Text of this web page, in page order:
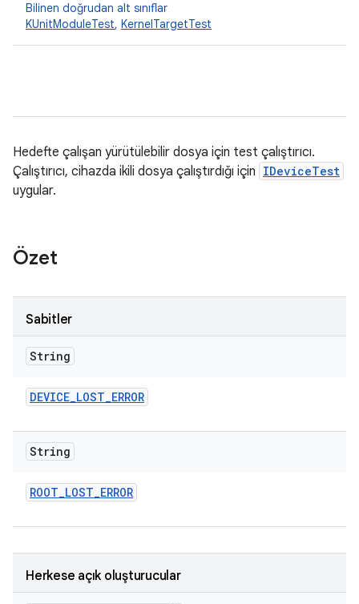
Bilinen doğrudan alt sınıflar
KUnitModuleTest, KernelTargetTest
Hedefte çalışan yürütülebilir dosya için test çalıştırıcı.
Çalıştırıcı, cihazda ikili dosya çalıştırdığı için IDeviceTest
uygular.
Özet
Sabitler
String
DEVICE_LOST_ERROR
String
ROOT_LOST_ERROR
Herkese açık oluşturucular